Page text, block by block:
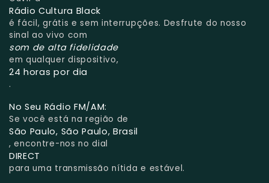
Rádio Cultura Black
é fácil, grátis e sem interrupções. Desfrute do nosso
sinal ao vivo com
som de alta fidelidade
em qualquer dispositivo,
24 horas por dia
.
No Seu Rádio FM/AM:
Se você está na região de
São Paulo, São Paulo, Brasil
, encontre-nos no dial
DIRECT
para uma transmissão nítida e estável.